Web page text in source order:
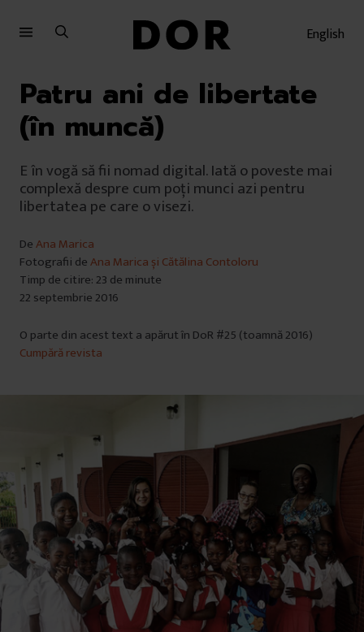
English
Patru ani de libertate
(în muncă)
E în vogă să fii nomad digital. Iată o poveste mai
complexă despre cum poți munci azi pentru
libertatea pe care o visezi.
DeAna Marica
Fotografii deAna Marica și Cătălina Contoloru
Timp de citire: 23 de minute
22 septembrie 2016
O parte din acest text a apărut în DoR #25 (toamnă 2016)
Cumpără revista